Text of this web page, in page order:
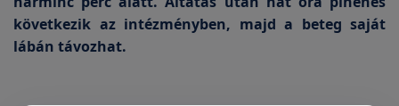
következik az intézményben, majd a beteg saját
lábán távozhat.